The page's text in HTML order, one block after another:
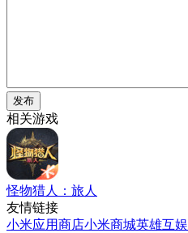
发布
相关游戏
怪物猎人：旅人
友情链接
小米应用商店小米商城英雄互娱